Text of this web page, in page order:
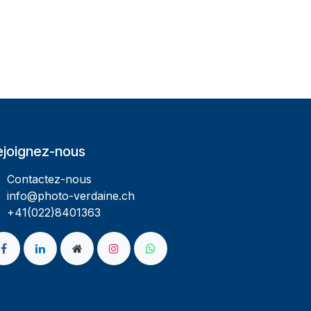
nous
Contactez-nous
info@photo-verdaine.ch​
​​+41(022)8401363